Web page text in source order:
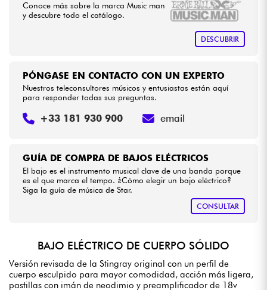
Conoce más sobre la marca Music man
y descubre todo el catálogo.
DESCUBRIR
GUÍA DE COMPRA DE BAJOS ELÉCTRICOS
El bajo es el instrumento musical clave de una banda porque
es el que marca el tempo. ¿Cómo elegir un bajo eléctrico?
Siga la guía de música de Star.
CONSULTAR
PÓNGASE EN CONTACTO CON UN EXPERTO
Nuestros teleconsultores músicos y entusiastas están aquí
para responder todas sus preguntas.
+33 181 930 900 email
BAJO ELÉCTRICO DE CUERPO SÓLIDO
Versión revisada de la Stingray original con un perfil de
cuerpo esculpido para mayor comodidad, acción más ligera,
pastillas con imán de neodimio y preamplificador de 18v